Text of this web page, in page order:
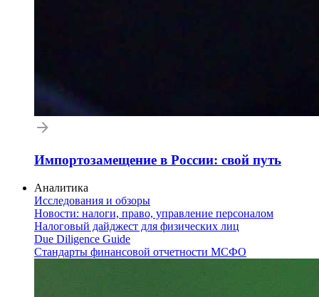
Импортозамещение в России: свой путь
Аналитика
Исследования и обзоры
Новости: налоги, право, управление персоналом
Налоговый дайджест для физических лиц
Due Diligence Guide
Стандарты финансовой отчетности МСФО